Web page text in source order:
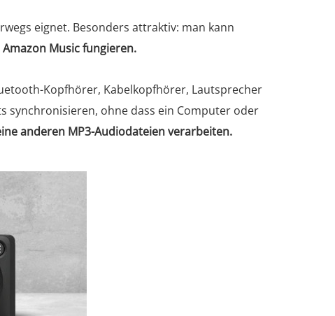
eignet. Besonders attraktiv: man kann
Music fungieren.
Kopfhörer, Kabelkopfhörer, Lautsprecher
synchronisieren, ohne dass ein Computer oder
anderen MP3-Audiodateien verarbeiten.